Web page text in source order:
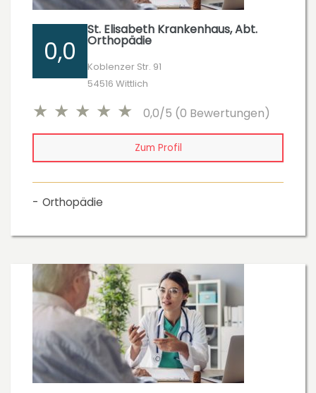
0,0
St. Elisabeth Krankenhaus, Abt.
Orthopädie
Koblenzer Str. 91
54516 Wittlich
0,0/5 (0 Bewertungen)
Zum Profil
Orthopädie